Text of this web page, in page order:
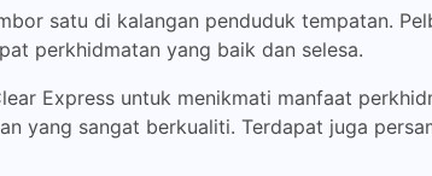
satu di kalangan penduduk tempatan.
perkhidmatan yang baik dan selesa.
Express untuk menikmati manfaat
yang sangat berkualiti. Terdapat juga